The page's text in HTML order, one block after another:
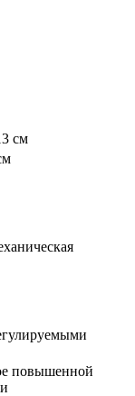
см
повышенной